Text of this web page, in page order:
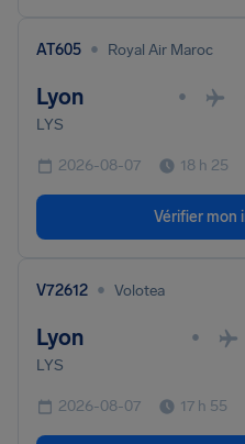
AT605 • Royal Air Maroc
Lyon •
LYS
2026-08-07 18 h 25
Vérifier mon
V72612 • Volotea
Lyon •
LYS
2026-08-07 17 h 55